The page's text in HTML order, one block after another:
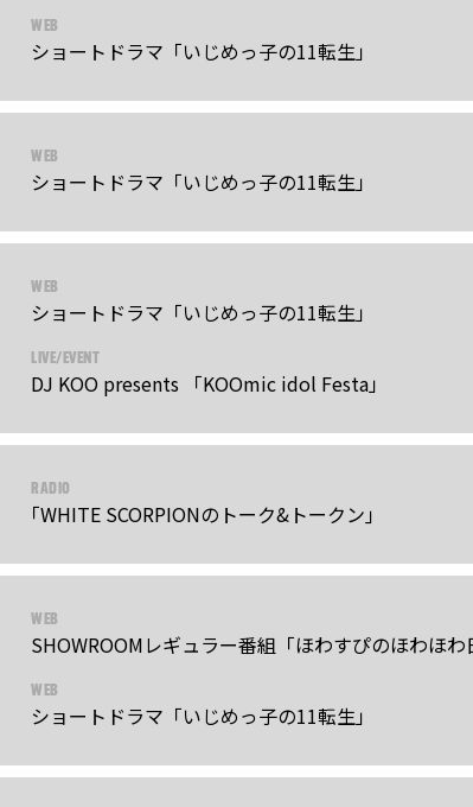
WEB
ショートドラマ「いじめっ子の11転生」
WEB
ショートドラマ「いじめっ子の11転生」
WEB
ショートドラマ「いじめっ子の11転生」
LIVE/EVENT
DJ KOO presents 「KOOmic idol Festa」
RADIO
｢WHITE SCORPIONのトーク&トークン｣
WEB
SHOWROOMレギュラー番組「ほわすぴのほわほわ
WEB
ショートドラマ「いじめっ子の11転生」